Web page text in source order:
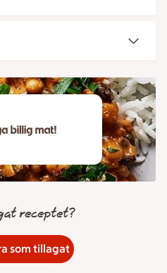
receptet?
som tillagat